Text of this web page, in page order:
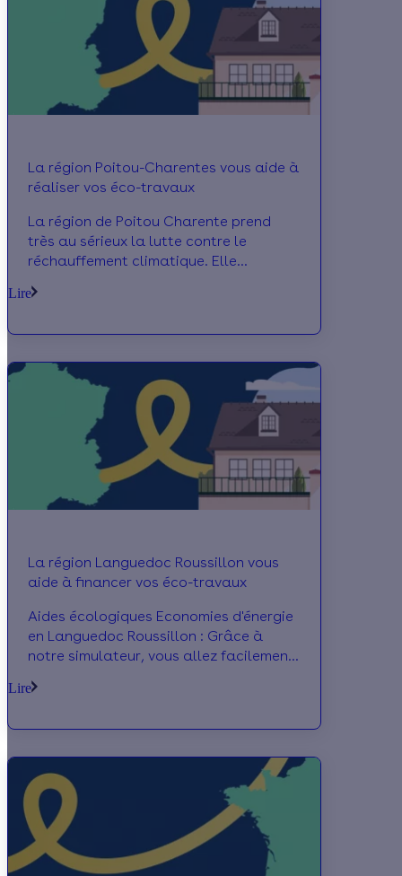
La région Poitou-Charentes vous aide à
réaliser vos éco-travaux
La région de Poitou Charente prend
très au sérieux la lutte contre le
réchauffement climatique. Elle
travaux d’économie
Lire
La région Languedoc Roussillon vous
aide à financer vos éco-travaux
Aides écologiques Economies d'énergie
en Languedoc Roussillon : Grâce à
notre simulateur, vous allez facilement
et prim
Lire